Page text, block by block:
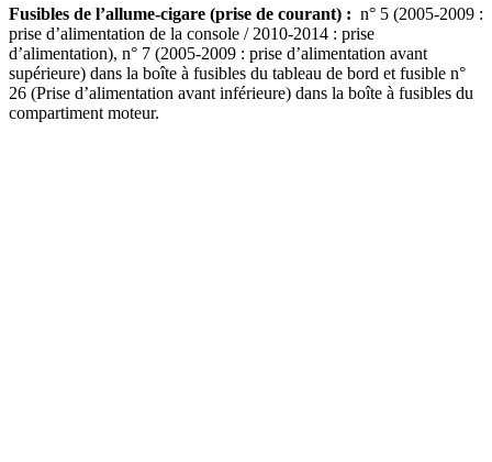
Fusibles de l’allume-cigare (prise de courant) : n° 5 (2005-2009 :
prise d’alimentation de la console / 2010-2014 : prise
d’alimentation), n° 7 (2005-2009 : prise d’alimentation avant
supérieure) dans la boîte à fusibles du tableau de bord et fusible n°
26 (Prise d’alimentation avant inférieure) dans la boîte à fusibles du
compartiment moteur.